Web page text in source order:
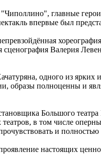
"Чиполлино", главные
впервые был
Валерия
одного из
образы полноценны и
Большого
в том числе
и
настоящих